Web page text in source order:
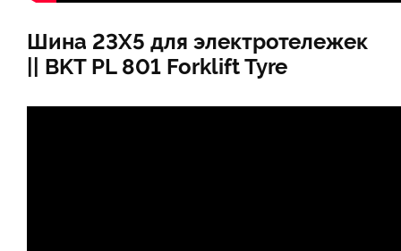
Шина 23X5 для электротележек
|| BKT PL 801 Forklift Tyre